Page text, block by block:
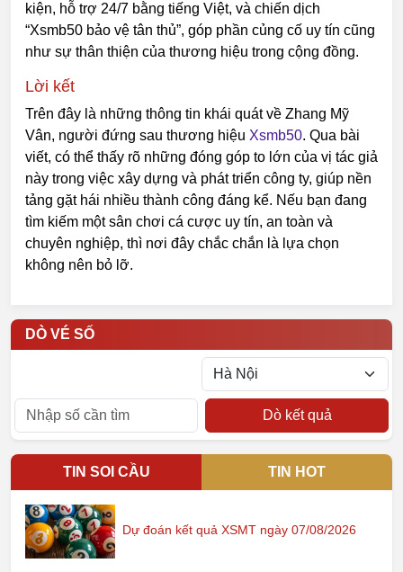
kiện, hỗ trợ 24/7 bằng tiếng Việt, và chiến dịch
“Xsmb50 bảo vệ tân thủ”, góp phần củng cố uy tín cũng
như sự thân thiện của thương hiệu trong cộng đồng.
Lời kết
Trên đây là những thông tin khái quát về Zhang Mỹ
Vân, người đứng sau thương hiệu Xsmb50. Qua bài
viết, có thể thấy rõ những đóng góp to lớn của vị tác giả
này trong việc xây dựng và phát triển công ty, giúp nền
tảng gặt hái nhiều thành công đáng kể. Nếu bạn đang
tìm kiếm một sân chơi cá cược uy tín, an toàn và
chuyên nghiệp, thì nơi đây chắc chắn là lựa chọn
không nên bỏ lỡ.
DÒ VÉ SỐ
Dò kết quả
TIN SOI CẦU TIN HOT
Dự đoán kết quả XSMT ngày 07/08/2026